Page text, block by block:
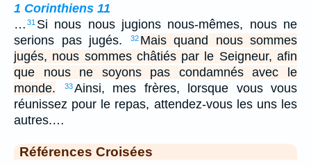
1 Corinthiens 11
… 31 Si nous nous jugions nous-mêmes, nous ne
serions pas jugés.
32 Mais quand nous sommes
jugés, nous sommes châtiés par le Seigneur, afin
que nous ne soyons pas condamnés avec le
monde.
33 Ainsi, mes frères, lorsque vous vous
réunissez pour le repas, attendez-vous les uns les
autres.…
Références Croisées